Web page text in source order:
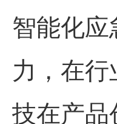
智能化
力，在
技在产